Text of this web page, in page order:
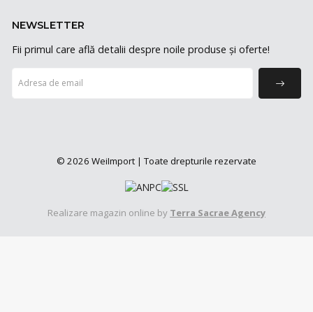
NEWSLETTER
Fii primul care află detalii despre noile produse și oferte!
© 2026 WeiImport | Toate drepturile rezervate
Realizare magazin online by Terra Sacrae Agency